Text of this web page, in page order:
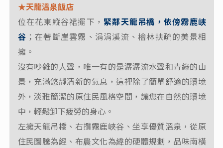
★寶來山澤居villa
初聞鳥嗚耳語，細品山間悠曲。山澤居villa位於寶來
的老濃溪林之間，晨間朝露、午後山嵐、夜暮星辰，
每一刻都有不同的意境與感動，內有露天泉池，在最
私隱的空間沁享溫泉於天地之間。
很棒的環境，充滿芬多精，心情立刻放鬆，疲憊感消
除，房內都是檜木精油的味道。
★天龍溫泉飯店
位在花東縱谷裙擺下， 緊鄰天龍吊橋，依傍霧鹿峽
谷 ；在著斷崖雲霧、涓涓溪流、檜林扶疏的美景相
擁。
沒有吵雜的人聲，唯一有的是潺潺流水聲和青綠的山
景，充滿悠靜清新的氣息，這裡除了簡單舒適的環境
外，淡雅簡潔的原住民風格空間，讓您在自然的環境
中，輕鬆卸下疲勞的身心。
左擁天龍吊橋、右攬霧鹿峽谷、坐享優質溫泉，從原
住民圖騰為經、布農文化為緯的硬體規劃，品味南橫